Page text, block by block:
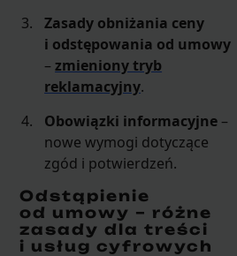
Zasady obniżania ceny
i odstępowania od umowy
–zmieniony tryb
reklamacyjny.
Obowiązki informacyjne –
nowe wymogi dotyczące
zgód i potwierdzeń.
Odstąpienie
od umowy – różne
zasady dla treści
i usług cyfrowych